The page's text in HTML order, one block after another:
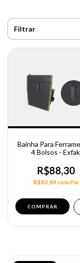
Filtrar
Bainha Para
4 Bolsos - Exfak
R$88,30
R$83,89 com Pix